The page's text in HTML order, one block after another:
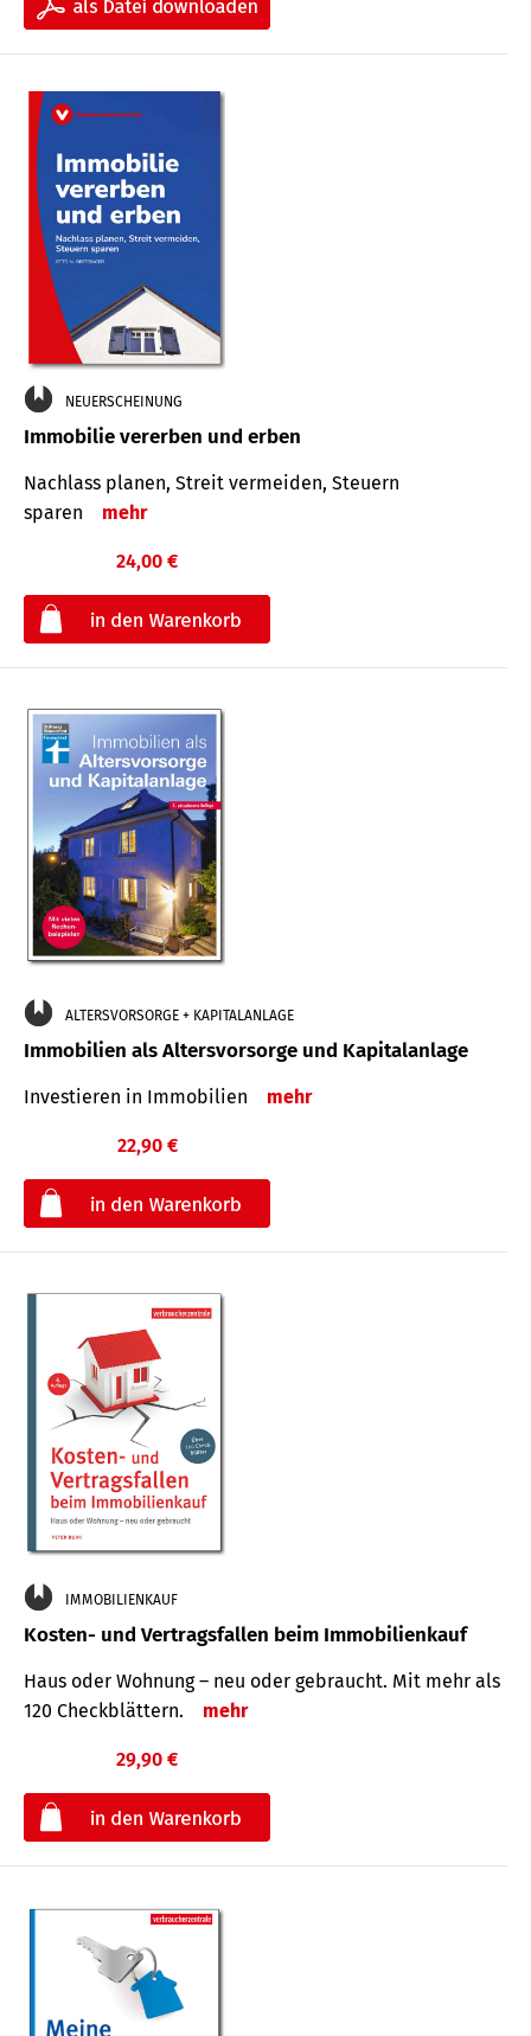
NEUERSCHEINUNG
Immobilie vererben und erben
Nachlass planen, Streit vermeiden, Steuern
sparen
mehr
24,00 €
ALTERSVORSORGE + KAPITALANLAGE
Immobilien als Altersvorsorge und Kapitalanlage
Investieren in Immobilien mehr
22,90 €
IMMOBILIENKAUF
Kosten- und Vertragsfallen beim Immobilienkauf
Haus oder Wohnung – neu oder gebraucht. Mit mehr als
120 Check­blättern.
mehr
29,90 €